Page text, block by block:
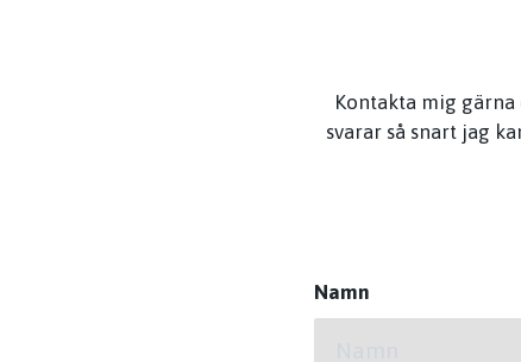
Kontakta mig
svarar så snart jag
Namn